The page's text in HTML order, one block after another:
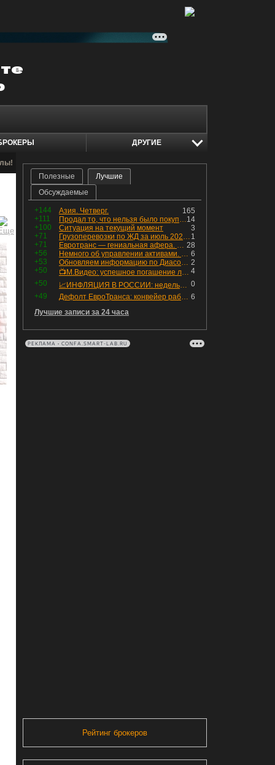
ДРУГИЕ
Полезные
Лучшие
Обсуждаемые
+144 165
Азия. Четверг.
+111
14
Продал то, что нельзя было покупать. Изменения в портфеле
+100
3
Ситуация на текущий момент
+71
1
Грузоперевозки по ЖД за июль 2026 г. — четвёртый месяц подряд роста, чёрные металлы на уровне прошлого года, а каменный уголь в плюсе.
+71
28
Евротранс — гениальная афера. Собрал с инвесторов денег, выплатил дивидендов больше текущей капитализации и ушёл в дефолт
+56
6
Немного об управлении активами. Для заинтересованных
+53
2
Обновляем информацию по Диасофту: дивиденды и выкуп
+50
4
📺М.Видео: успешное погашение любимого флоатера
+50
0
📈ИНФЛЯЦИЯ В РОССИИ: недельная дефляция, но в годовом выражении рост 😢
+49
6
Дефолт ЕвроТранса: конвейер работает исправно
Лучшие записи за 24 часа
РЕКЛАМА • CONFA.SMART-LAB.RU
Рейтинг брокеров